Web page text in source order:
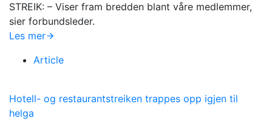
STREIK: – Viser fram bredden blant våre medlemmer,
sier forbundsleder.
Les mer
Article
Hotell- og restaurantstreiken trappes opp igjen til
helga